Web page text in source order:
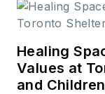
Healing
Values at
and Children